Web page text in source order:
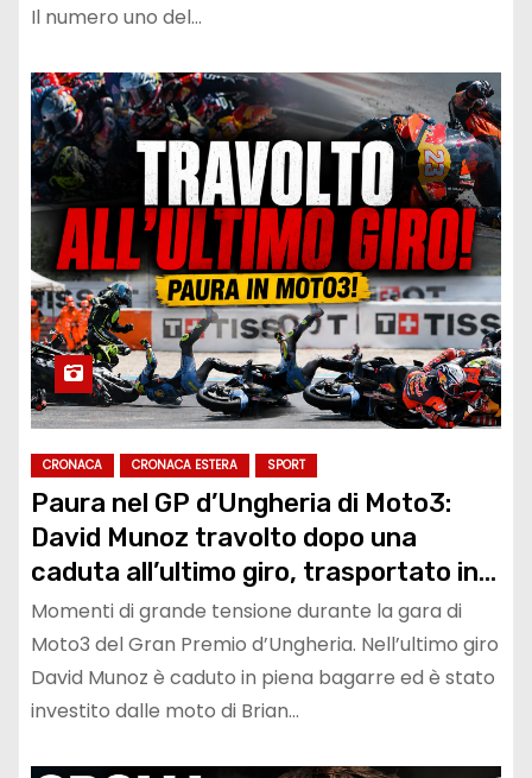
Il numero uno del…
CRONACA CRONACA ESTERA SPORT
Paura nel GP d’Ungheria di Moto3:
David Munoz travolto dopo una
caduta all’ultimo giro, trasportato in
ospedale in elicottero
Momenti di grande tensione durante la gara di
Moto3 del Gran Premio d’Ungheria. Nell’ultimo giro
David Munoz è caduto in piena bagarre ed è stato
investito dalle moto di Brian…